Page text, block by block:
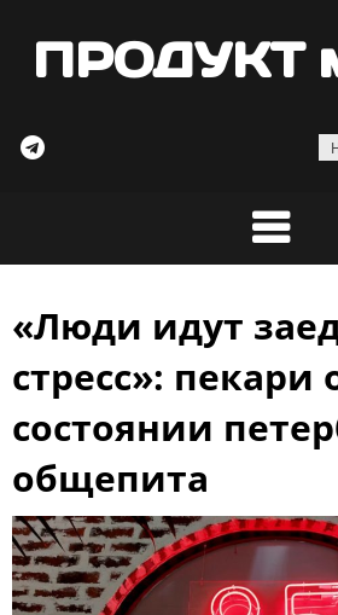
ПРОДУКТ
Skip
content
«Люди идут
стресс»: пекари
состоянии
общепита